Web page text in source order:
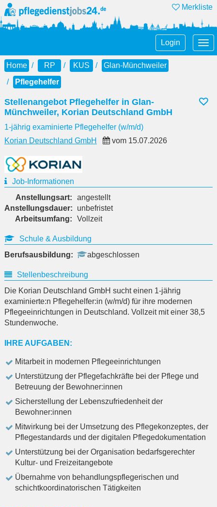
Merkliste
Login
Home RP KUS
Glan-Münchweiler
Pflegehelfer
Stellenangebot Pflegehelfer in Glan-
Münchweiler, Korian Deutschland GmbH
1-jährig examinierte Pflegehelfer (w/m/d)
Korian Deutschland GmbH
vom 15.07.2026
Job-Informationen
Anstellungsart:
angestellt
Anstellungsdauer:
unbefristet
Arbeitsumfang:
Vollzeit
Schule & Ausbildung
Berufsausbildung:
abgeschlossen
Stellenbeschreibung
Die Korian Deutschland GmbH sucht einen 1-jährig
examinierte:n Pflegehelfer:in (w/m/d) für ihre modernen
Pflegeeinrichtungen in Deutschland. Vollzeit mit einer 38,5
Stundenwoche.
IHRE AUFGABEN:
Mitarbeit in modernen Pflegeeinrichtungen
Unterstützung der Pflegefachkräfte bei der Pflege und
Betreuung der Bewohner:innen
Sicherstellung der Lebenszufriedenheit der
Bewohner:innen
Mitwirkung bei der Umsetzung des Pflegekonzeptes, der
Pflegestandards und der digitalen Pflegedokumentation
Unterstützung bei der Organisation bedarfsgerechter
Kultur- und Freizeitangebote
Übernahme von behandlungspflegerischen und
schichtkoordinatorischen Tätigkeiten